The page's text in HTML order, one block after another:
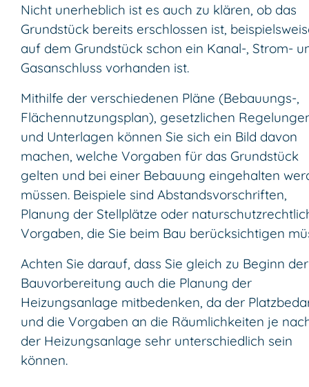
Nicht unerheblich ist es auch zu klären, ob das
Grundstück bereits erschlossen ist,
auf dem Grundstück schon ein Kanal-, Strom-
Gasanschluss vorhanden ist.
Mithilfe der verschiedenen Pläne (Bebauungs-,
Flächennutzungsplan), gesetzlichen
und Unterlagen können Sie sich ein Bild davon
machen, welche Vorgaben für das Grundstück
gelten und bei einer Bebauung eingehalten
müssen. Beispiele sind Abstandsvorschriften,
Planung der Stellplätze oder
Vorgaben, die Sie beim Bau berücksichtigen
Achten Sie darauf, dass Sie gleich zu Beginn der
Bauvorbereitung auch die Planung der
Heizungsanlage mitbedenken, da der
und die Vorgaben an die Räumlichkeiten je
der Heizungsanlage sehr unterschiedlich sein
können.